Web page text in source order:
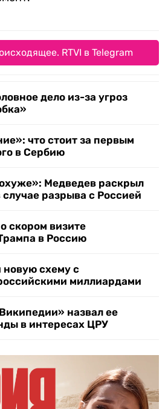
RTVI в Telegram
дело из-за угроз
что стоит за первым
в Сербию
Медведев раскрыл
разрыва с Россией
скором визите
в Россию
схему с
миллиардами
назвал ее
в интересах ЦРУ